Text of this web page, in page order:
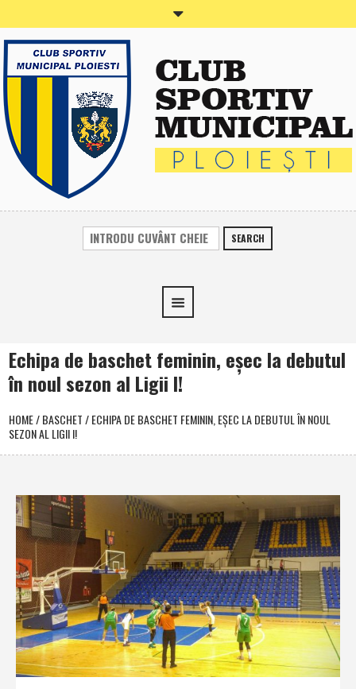
SEARCH
Echipa de baschet feminin, eşec la debutul
în noul sezon al Ligii I!
HOME/BASCHET/ECHIPA DE BASCHET FEMININ, EŞEC LA DEBUTUL ÎN NOUL
SEZON AL LIGII I!